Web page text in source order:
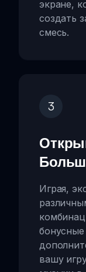
экране,
создать
смесь.
3
Играя,
вашу